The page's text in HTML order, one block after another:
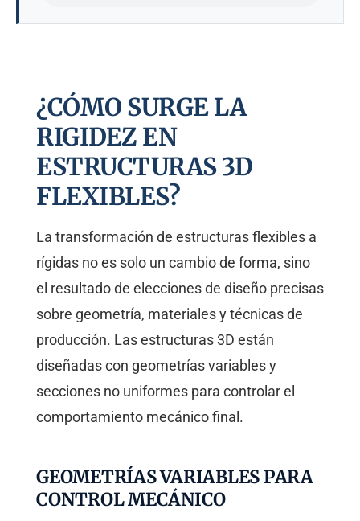
¿CÓMO SURGE LA
RIGIDEZ EN
ESTRUCTURAS 3D
FLEXIBLES?
La transformación de estructuras flexibles a
rígidas no es solo un cambio de forma, sino
el resultado de elecciones de diseño precisas
sobre geometría, materiales y técnicas de
producción. Las estructuras 3D están
diseñadas con geometrías variables y
secciones no uniformes para controlar el
comportamiento mecánico final.
GEOMETRÍAS VARIABLES PARA
CONTROL MECÁNICO